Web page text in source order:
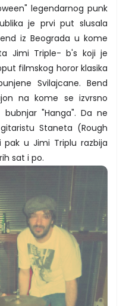
legendarnog punk
je prvi put slusala
iz Beograda u kome
Jimi Triple- b's koji je
filmskog horor klasika
Svilajcane. Bend
na kome se izvrsno
"Hanga". Da ne
Staneta (Rough
pak u Jimi Triplu razbija
sat i po.